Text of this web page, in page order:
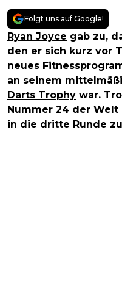
Folgt uns auf Google!
Ryan Joyce gab zu,
den er sich kurz vor
neues
an seinem
Darts Trophy war.
Nummer 24 der
in die dritte Runde